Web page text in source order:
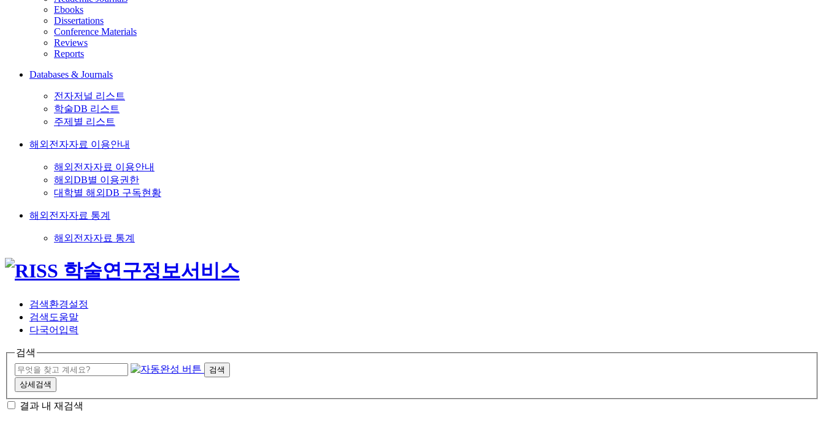
Ebooks
Dissertations
Conference Materials
Reviews
Reports
Databases & Journals
전자저널 리스트
학술DB 리스트
주제별 리스트
해외전자자료 이용안내
해외전자자료 이용안내
해외DB별 이용권한
대학별 해외DB 구독현황
해외전자자료 통계
해외전자자료 통계
검색환경설정
검색도움말
다국어입력
검색
검색
상세검색
결과 내 재검색